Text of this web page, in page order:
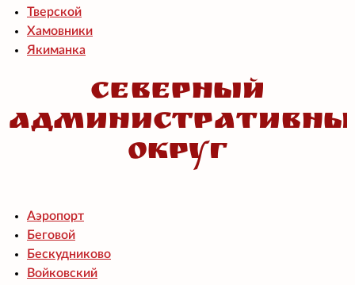
Тверской
Хамовники
Якиманка
Северный
округ
Аэропорт
Беговой
Бескудниково
Войковский